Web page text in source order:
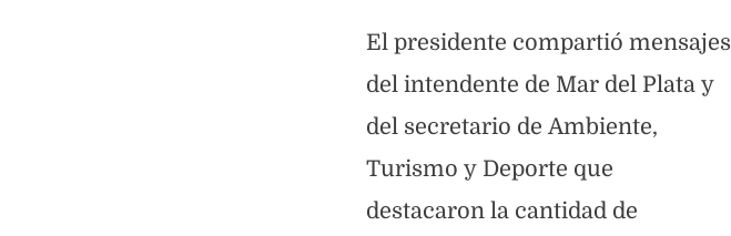
El presidente compartió mensajes
del intendente de Mar del Plata y
del secretario de Ambiente,
Turismo y Deporte que
destacaron la cantidad de